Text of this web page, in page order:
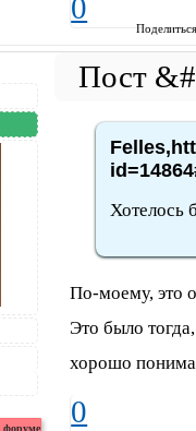
0
Хотелось
По-моему, это
Это было
хорошо
0